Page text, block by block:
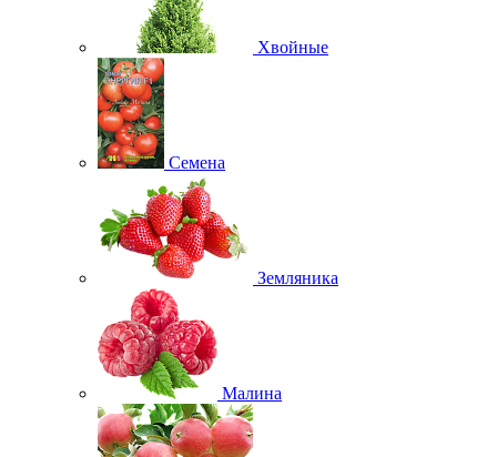
Хвойные
Семена
Земляника
Малина